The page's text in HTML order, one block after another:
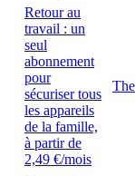
Retour au
travail : un
seul
abonnement
pour
sécuriser tous
les appareils
de la famille,
à partir de
2,49 €/mois